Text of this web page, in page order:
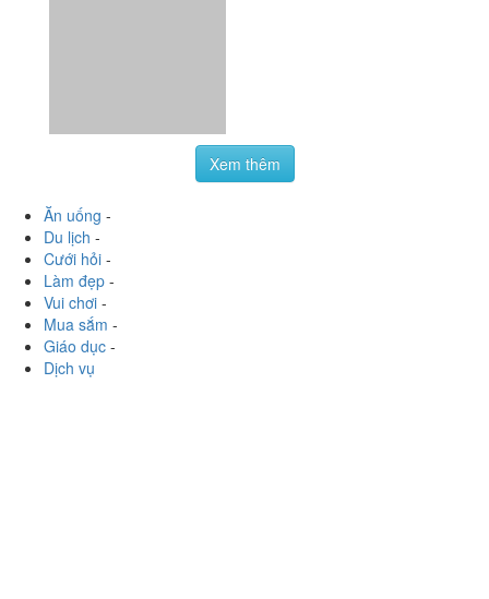
Xem thêm
Ăn uống -
Du lịch -
Cưới hỏi -
Làm đẹp -
Vui chơi -
Mua sắm -
Giáo dục -
Dịch vụ